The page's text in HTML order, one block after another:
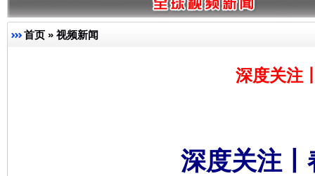
首页 » 视频新闻
深度关注
深度关注